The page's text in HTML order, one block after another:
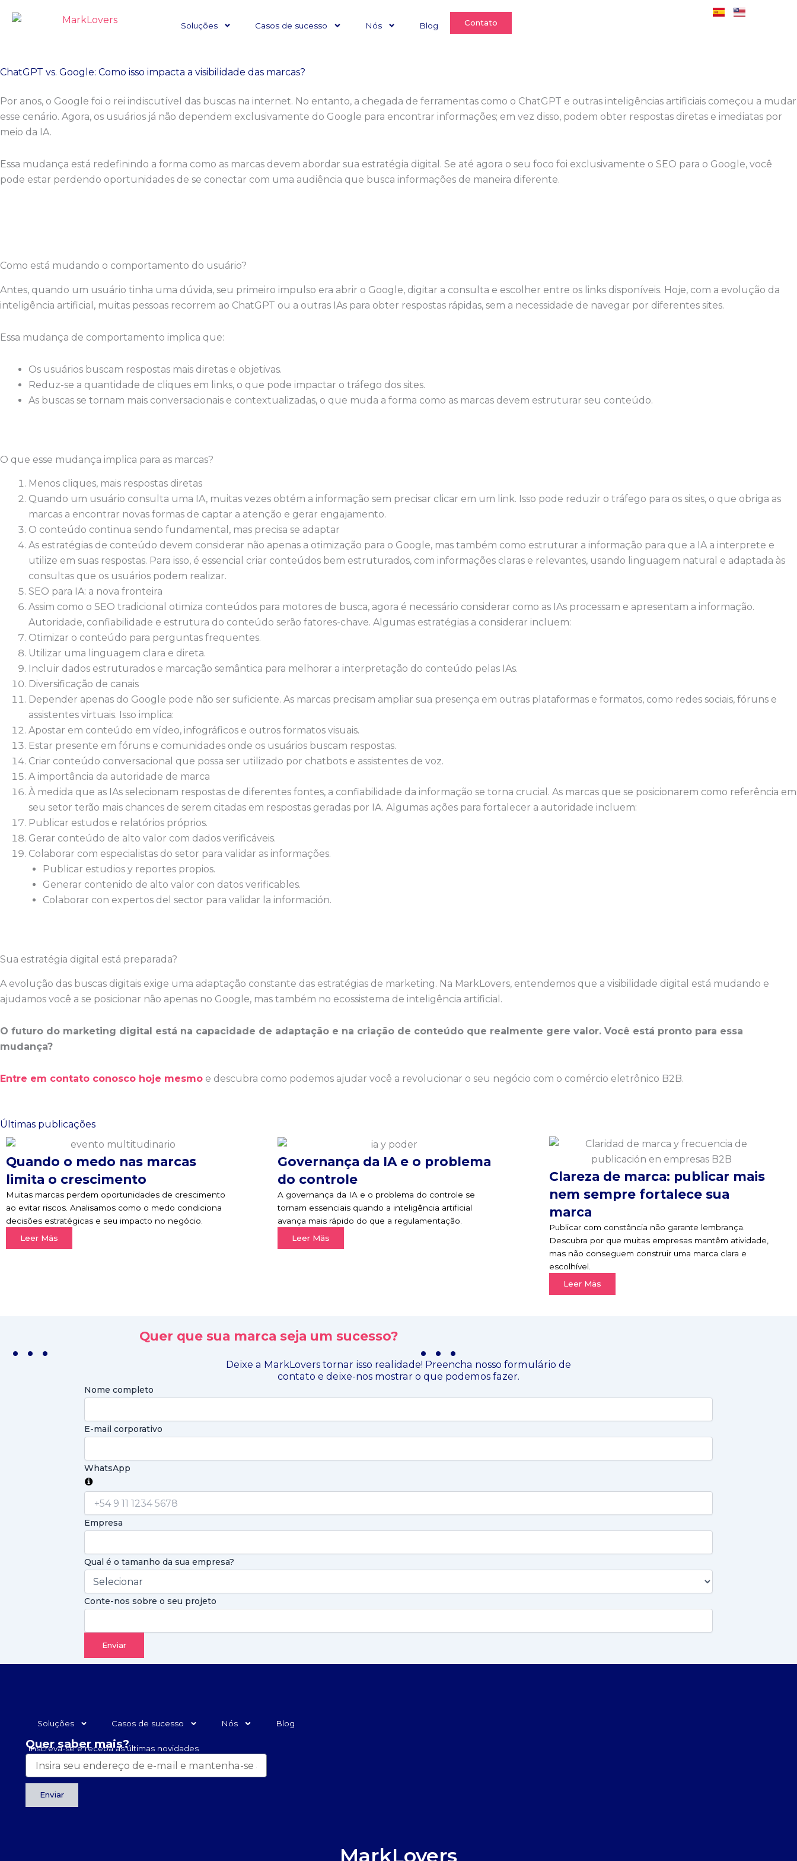
para
Soluções Casos de sucesso Nós Blog Contato
ChatGPT vs. Google: Como isso impacta a visibilidade das marcas?
Por anos, o Google foi o rei indiscutível das buscas na internet. No entanto, a chegada de ferramentas como o ChatGPT e outras inteligências artificiais começou a mudar
esse cenário. Agora, os usuários já não dependem exclusivamente do Google para encontrar informações; em vez disso, podem obter respostas diretas e imediatas por
meio da IA.
Essa mudança está redefinindo a forma como as marcas devem abordar sua estratégia digital. Se até agora o seu foco foi exclusivamente o SEO para o Google, você
pode estar perdendo oportunidades de se conectar com uma audiência que busca informações de maneira diferente.
Como está mudando o comportamento do usuário?
Antes, quando um usuário tinha uma dúvida, seu primeiro impulso era abrir o Google, digitar a consulta e escolher entre os links disponíveis. Hoje, com a evolução da
inteligência artificial, muitas pessoas recorrem ao ChatGPT ou a outras IAs para obter respostas rápidas, sem a necessidade de navegar por diferentes sites.
Essa mudança de comportamento implica que:
Os usuários buscam respostas mais diretas e objetivas.
Reduz-se a quantidade de cliques em links, o que pode impactar o tráfego dos sites.
As buscas se tornam mais conversacionais e contextualizadas, o que muda a forma como as marcas devem estruturar seu conteúdo.
O que esse mudança implica para as marcas?
Menos cliques, mais respostas diretas
Quando um usuário consulta uma IA, muitas vezes obtém a informação sem precisar clicar em um link. Isso pode reduzir o tráfego para os sites, o que obriga as
marcas a encontrar novas formas de captar a atenção e gerar engajamento.
O conteúdo continua sendo fundamental, mas precisa se adaptar
As estratégias de conteúdo devem considerar não apenas a otimização para o Google, mas também como estruturar a informação para que a IA a interprete e
utilize em suas respostas. Para isso, é essencial criar conteúdos bem estruturados, com informações claras e relevantes, usando linguagem natural e adaptada às
consultas que os usuários podem realizar.
SEO para IA: a nova fronteira
Assim como o SEO tradicional otimiza conteúdos para motores de busca, agora é necessário considerar como as IAs processam e apresentam a informação.
Autoridade, confiabilidade e estrutura do conteúdo serão fatores-chave. Algumas estratégias a considerar incluem:
Otimizar o conteúdo para perguntas frequentes.
Utilizar uma linguagem clara e direta.
Incluir dados estruturados e marcação semântica para melhorar a interpretação do conteúdo pelas IAs.
Diversificação de canais
Depender apenas do Google pode não ser suficiente. As marcas precisam ampliar sua presença em outras plataformas e formatos, como redes sociais, fóruns e
assistentes virtuais. Isso implica:
Apostar em conteúdo em vídeo, infográficos e outros formatos visuais.
Estar presente em fóruns e comunidades onde os usuários buscam respostas.
Criar conteúdo conversacional que possa ser utilizado por chatbots e assistentes de voz.
A importância da autoridade de marca
À medida que as IAs selecionam respostas de diferentes fontes, a confiabilidade da informação se torna crucial. As marcas que se posicionarem como referência em
seu setor terão mais chances de serem citadas em respostas geradas por IA. Algumas ações para fortalecer a autoridade incluem:
Publicar estudos e relatórios próprios.
Gerar conteúdo de alto valor com dados verificáveis.
Colaborar com especialistas do setor para validar as informações.
Publicar estudios y reportes propios.
Generar contenido de alto valor con datos verificables.
Colaborar con expertos del sector para validar la información.
Sua estratégia digital está preparada?
A evolução das buscas digitais exige uma adaptação constante das estratégias de marketing. Na MarkLovers, entendemos que a visibilidade digital está mudando e
ajudamos você a se posicionar não apenas no Google, mas também no ecossistema de inteligência artificial.
O futuro do marketing digital está na capacidade de adaptação e na criação de conteúdo que realmente gere valor. Você está pronto para essa
mudança?
Entre em contato conosco hoje mesmo e descubra como podemos ajudar você a revolucionar o seu negócio com o comércio eletrônico B2B.
Últimas publicações
Quando o medo nas marcas
limita o crescimento
Muitas marcas perdem oportunidades de crescimento
ao evitar riscos. Analisamos como o medo condiciona
decisões estratégicas e seu impacto no negócio.
Leer Mäs
Governança da IA e o problema
do controle
A governança da IA e o problema do controle se
tornam essenciais quando a inteligência artificial
avança mais rápido do que a regulamentação.
Leer Mäs
Clareza de marca: publicar mais
nem sempre fortalece sua
marca
Publicar com constância não garante lembrança.
Descubra por que muitas empresas mantêm atividade,
mas não conseguem construir uma marca clara e
escolhível.
Leer Mäs
. . . Quer que sua marca seja um sucesso? . . .
Deixe a MarkLovers tornar isso realidade! Preencha nosso formulário de
contato e deixe-nos mostrar o que podemos fazer.
Nome completo
E-mail corporativo
WhatsApp
Empresa
Qual é o tamanho da sua empresa?
Conte-nos sobre o seu projeto
Enviar
Soluções Casos de sucesso Nós Blog
Quer saber mais?
Inscreva-se e receba as últimas novidades
Enviar
MarkLovers